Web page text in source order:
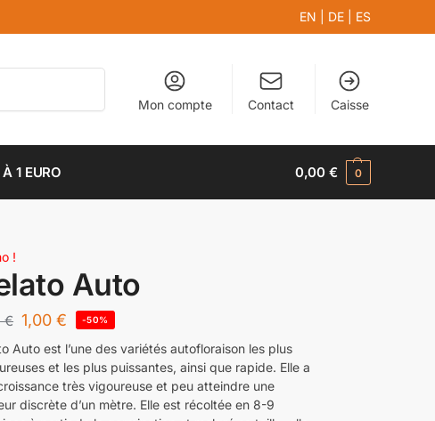
EN DE ES
Mon compte Contact Caisse
À 1 EURO 0,00€ 0
!
Auto
€ 1,00€ -50%
Auto est l’une des variétés autofloraison les plus
et les plus puissantes, ainsi que rapide. Elle a
très vigoureuse et peu atteindre une
discrète d’un mètre. Elle est récoltée en 8-9